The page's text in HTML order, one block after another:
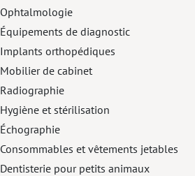
Ophtalmologie
Équipements de diagnostic
Implants orthopédiques
Mobilier de cabinet
Radiographie
Hygiène et stérilisation
Échographie
Consommables et vêtements jetables
Dentisterie pour petits animaux